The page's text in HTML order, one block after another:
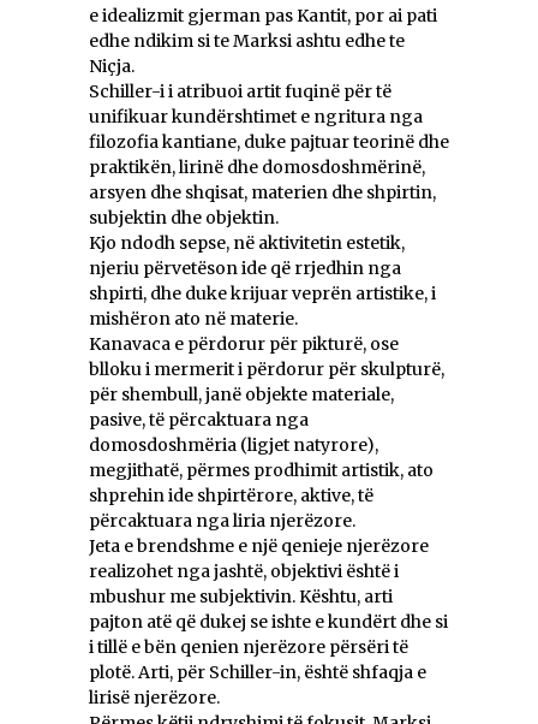
e idealizmit gjerman pas Kantit, por ai pati
edhe ndikim si te Marksi ashtu edhe te
Niçja.
Schiller-i i atribuoi artit fuqinë për të
unifikuar kundërshtimet e ngritura nga
filozofia kantiane, duke pajtuar teorinë dhe
praktikën, lirinë dhe domosdoshmërinë,
arsyen dhe shqisat, materien dhe shpirtin,
subjektin dhe objektin.
Kjo ndodh sepse, në aktivitetin estetik,
njeriu përvetëson ide që rrjedhin nga
shpirti, dhe duke krijuar veprën artistike, i
mishëron ato në materie.
Kanavaca e përdorur për pikturë, ose
blloku i mermerit i përdorur për skulpturë,
për shembull, janë objekte materiale,
pasive, të përcaktuara nga
domosdoshmëria (ligjet natyrore),
megjithatë, përmes prodhimit artistik, ato
shprehin ide shpirtërore, aktive, të
përcaktuara nga liria njerëzore.
Jeta e brendshme e një qenieje njerëzore
realizohet nga jashtë, objektivi është i
mbushur me subjektivin. Kështu, arti
pajton atë që dukej se ishte e kundërt dhe si
i tillë e bën qenien njerëzore përsëri të
plotë. Arti, për Schiller-in, është shfaqja e
lirisë njerëzore.